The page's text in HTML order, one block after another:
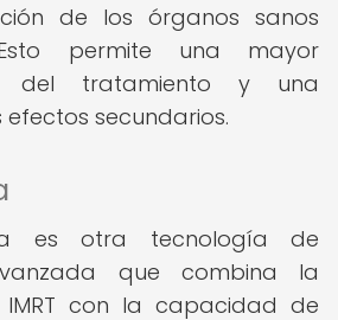
de los órganos sanos
permite una mayor
del tratamiento y una
secundarios.
es otra tecnología de
que combina la
con la capacidad de